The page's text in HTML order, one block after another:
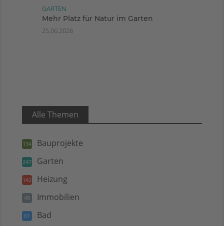
GARTEN
Mehr Platz für Natur im Garten
25.06.2026
Alle Themen
134 Bauprojekte
247 Garten
142 Heizung
48 Immobilien
61 Bad